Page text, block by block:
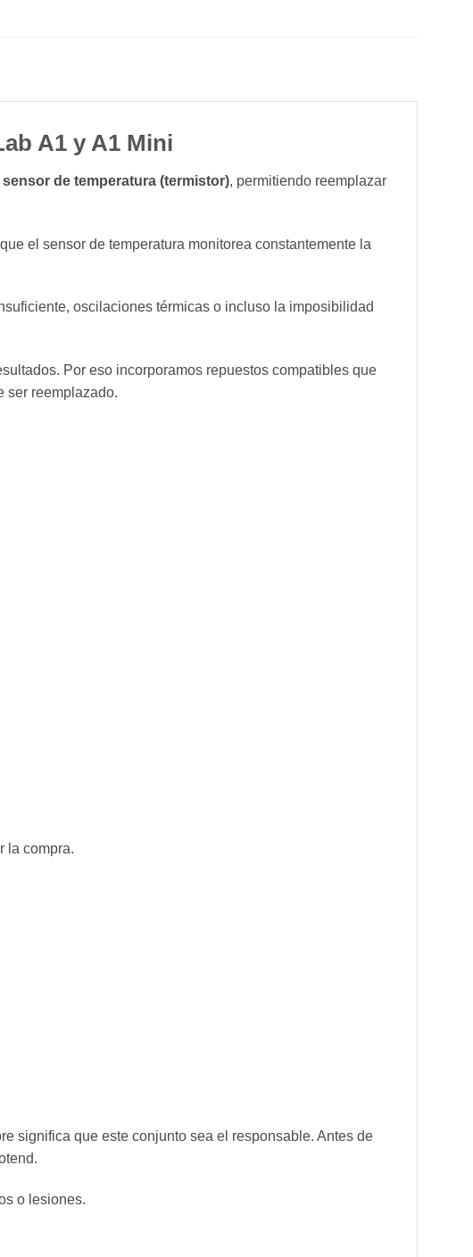
A1 y A1 Mini
sensor de temperatura (termistor), permitiendo reemplazar
el sensor de temperatura monitorea constantemente la
oscilaciones térmicas o incluso la imposibilidad
Por eso incorporamos repuestos compatibles que
ser reemplazado.
la compra.
significa que este conjunto sea el responsable. Antes de
o lesiones.